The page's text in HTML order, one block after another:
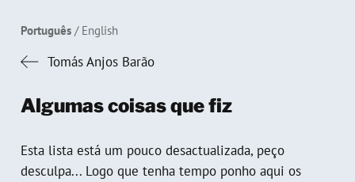
Português English
Tomás Anjos Barão
Algumas coisas que fiz
Esta lista está um pouco desactualizada, peço
desculpa... Logo que tenha tempo ponho aqui os